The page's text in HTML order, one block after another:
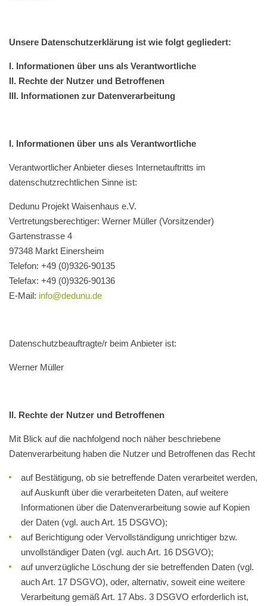
Unsere Datenschutzerklärung ist wie folgt gegliedert:
I. Informationen über uns als Verantwortliche
II. Rechte der Nutzer und Betroffenen
III. Informationen zur Datenverarbeitung
I. Informationen über uns als Verantwortliche
Verantwortlicher Anbieter dieses Internetauftritts im
datenschutzrechtlichen Sinne ist:
Dedunu Projekt Waisenhaus e.V.
Vertretungsberechtiger: Werner Müller (Vorsitzender)
Gartenstrasse 4
97348 Markt Einersheim
Telefon: +49 (0)9326-90135
Telefax: +49 (0)9326-90136
E-Mail: info@dedunu.de
Datenschutzbeauftragte/r beim Anbieter ist:
Werner Müller
II. Rechte der Nutzer und Betroffenen
Mit Blick auf die nachfolgend noch näher beschriebene
Datenverarbeitung haben die Nutzer und Betroffenen das Recht
auf Bestätigung, ob sie betreffende Daten verarbeitet werden,
auf Auskunft über die verarbeiteten Daten, auf weitere
Informationen über die Datenverarbeitung sowie auf Kopien
der Daten (vgl. auch Art. 15 DSGVO);
auf Berichtigung oder Vervollständigung unrichtiger bzw.
unvollständiger Daten (vgl. auch Art. 16 DSGVO);
auf unverzügliche Löschung der sie betreffenden Daten (vgl.
auch Art. 17 DSGVO), oder, alternativ, soweit eine weitere
Verarbeitung gemäß Art. 17 Abs. 3 DSGVO erforderlich ist,